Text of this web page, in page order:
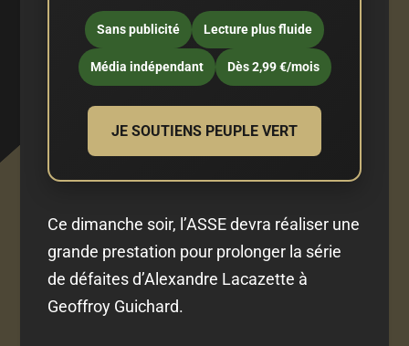
Sans publicité Lecture plus fluide
Média indépendant Dès 2,99 €/mois
JE SOUTIENS PEUPLE VERT
Ce dimanche soir, l’ASSE devra réaliser une
grande prestation pour prolonger la série
de défaites d’Alexandre Lacazette à
Geoffroy Guichard.